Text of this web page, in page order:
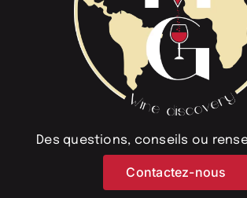
Des questions, conseils ou
Contactez-nous